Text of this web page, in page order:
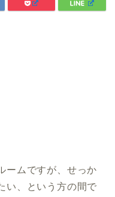
ームですが、せっか
い、という方の間で